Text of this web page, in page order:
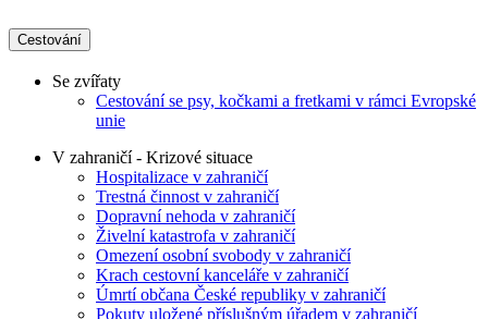
Cestování
Se zvířaty
Cestování se psy, kočkami a fretkami v rámci Evropské
unie
V zahraničí - Krizové situace
Hospitalizace v zahraničí
Trestná činnost v zahraničí
Dopravní nehoda v zahraničí
Živelní katastrofa v zahraničí
Omezení osobní svobody v zahraničí
Krach cestovní kanceláře v zahraničí
Úmrtí občana České republiky v zahraničí
Pokuty uložené příslušným úřadem v zahraničí